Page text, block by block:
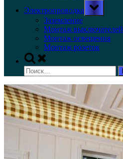
Электропроводка
Toggle
sub-
Заземление
Монтаж выключателей
Монтаж освещения
Монтаж розеток
Toggle
search
form
Найти: